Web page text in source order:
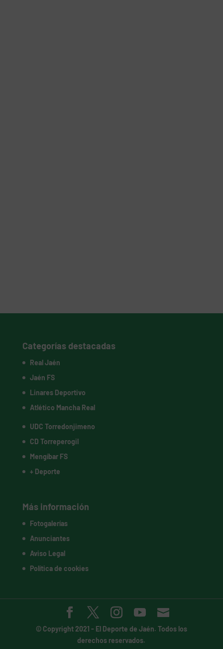
Categorías destacadas
Real Jaén
Jaén FS
Linares Deportivo
Atlético Mancha Real
UDC Torredonjimeno
CD Torreperogil
Mengíbar FS
+ Deporte
Más información
Fotogalerías
Anunciantes
Aviso Legal
Política de cookies
© Copyright 2021 - El Deporte de Jaén. Todos los
derechos reservados.